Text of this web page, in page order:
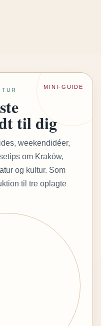
MINI-GUIDE
til dig
weekendidéer,
om Kraków,
og kultur. Som
til tre oplagte